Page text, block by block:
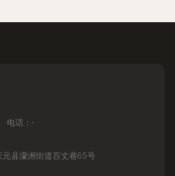
电话：-
元县濛洲街道百丈巷85号